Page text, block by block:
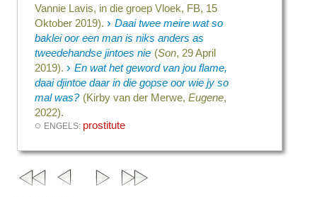
Vannie Lavis, in die groep Vloek, FB, 15
Oktober 2019). › Daai twee meire wat so
baklei oor een man is niks anders as
tweedehandse jintoes nie (Son, 29 April
2019). › En wat het geword van jou flame,
daai djintoe daar in die gopse oor wie jy so
mal was? (Kirby van der Merwe,Eugene,
2022).
◌ ENGELS: prostitute